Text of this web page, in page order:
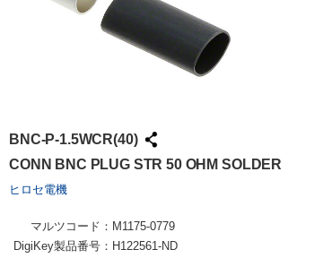
BNC-P-1.5WCR(40)
CONN BNC PLUG STR 50 OHM SOLDER
ヒロセ電機
マルツコード： M1175-0779
DigiKey製品番号： H122561-ND